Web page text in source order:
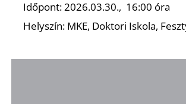
Időpont: 2026.03.30., 16:00 óra
Helyszín: MKE, Doktori Iskola,